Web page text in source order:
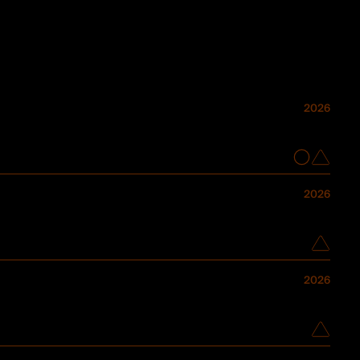
2026
2026
2026